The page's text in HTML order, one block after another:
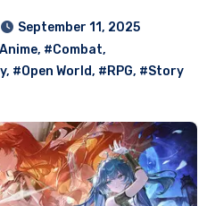
September 11, 2025
, #Combat,
, #Open World, #RPG, #Story